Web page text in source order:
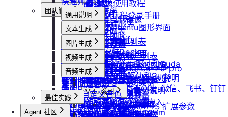
文件管理
制作私有镜像
调用公共模型库
防火墙及端口设置
配置外网加速
云硬盘扩容与挂载
云存储挂载
模型库挂载
自启动
到期或欠费说明
续费管理
回收规则
Isaac系列镜像使用教程
Windows实例远程登录手册
通过VNC搭建Ubuntu图形界面
ubuntu如何安装Dify
ubuntu如何安装Docker
Windows安装Nvidia驱动和Cuda
ubuntu安装Nvidia驱动和Cuda
使用LangBot快速部署QQ、微信、飞书、钉钉
机器人
使用Clawdbot连接Telegram
启动实例
关闭实例
删除实例
重启实例
重装实例
重置实例密码
升降配实例
获取支持的可用区信息列表
查询网络加速服务状态
检查指定规格的资源可用性
创建自制镜像
删除算力平台自制镜像
获取社区镜像列表
获取平台镜像列表
查询镜像已共享的账户列表
获取镜像标签列表
查询他人共享给自己的镜像
查询已收藏的镜像列表
查询自己发布的社区镜像
创建并挂载云盘
删除云盘
卸载云盘
扩容云盘
挂载已有云盘
查询云盘扩容价格
挂载 US3 对象存储到实例
云存储文件上传和下载
团队管理
创建团队
邀请成员加入团队
删除团队
查询成员订单列表
查询成员订单数量
查询成员未支付订单
查询成员未支付订单数量
导出团队账单
客户端接入
OpenClaw 云端服务
通用说明
认证鉴权
错误码
文本生成
如何获取模型列表
模型协议支持说明
API支持与扩展字段说明
OpenAI-Completions 说明
OpenAI-Response说明
Embeddings 向量嵌入
Gemini 快速开始
图片生成
Nano Banana
Nano Banana Pro
Nano Banana 2
gpt-image-1
gpt-image-1.5
gpt-image-2
doubao-seedream
视频生成
doubao-seedance-1-5-pro
doubao-seedance-2-0
Vidu 系列
Vidu/文生视频
Wan-AI/Wan2.2-I2V
Wan-AI/Wan2.2-T2V
音频生成
IndexTTS
自定义音色
IndexTeam/IndexTTS 扩展参数
常见问题答疑
最佳实践
OpenClaw 接入指南
Agent 社区